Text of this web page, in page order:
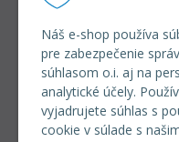
Náš e-shop používa
pre zabezpečenie
súhlasom o.i. aj na
analytické účely.
vyjadrujete súhlas s
cookie v súlade s
Formulár